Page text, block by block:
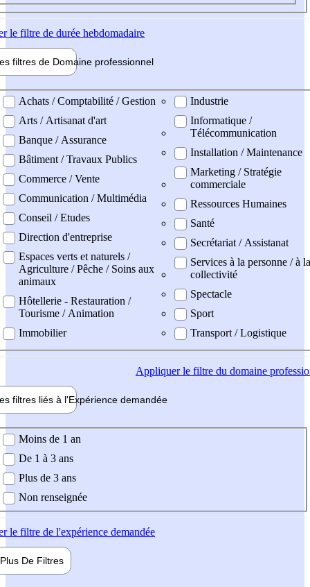
le filtre de durée hebdomadaire
filtres de Domaine professionnel
professionel
Achats / Comptabilité / Gestion
Arts / Artisanat d'art
Banque / Assurance
Bâtiment / Travaux Publics
Commerce / Vente
Communication / Multimédia
Conseil / Etudes
Direction d'entreprise
Espaces verts et naturels /
Agriculture / Pêche / Soins aux
animaux
Hôtellerie - Restauration /
Tourisme / Animation
Immobilier
Industrie
Informatique /
Télécommunication
Installation / Maintenance
Marketing / Stratégie
commerciale
Ressources Humaines
Santé
Secrétariat / Assistanat
Services à la personne / à la
collectivité
Spectacle
Sport
Transport / Logistique
Appliquerle filtre du domaine
filtres liés à l'Expérience demandée
demandée
Moins de 1 an
De 1 à 3 ans
Plus de 3 ans
Non renseignée
le filtre de l'expérience demandée
Plus De Filtres